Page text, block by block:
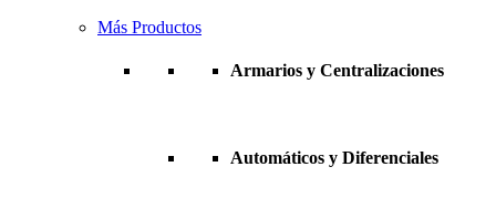
Más Productos
Armarios y Centralizaciones
Automáticos y Diferenciales